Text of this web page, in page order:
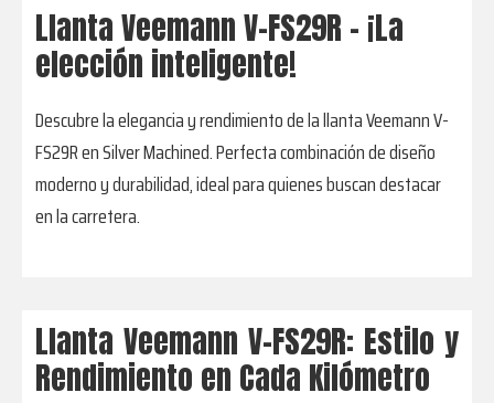
Llanta Veemann V-FS29R - ¡La
elección inteligente!
Descubre la elegancia y rendimiento de la llanta Veemann V-
FS29R en Silver Machined. Perfecta combinación de diseño
moderno y durabilidad, ideal para quienes buscan destacar
en la carretera.
Llanta Veemann V-FS29R: Estilo y
Rendimiento en Cada Kilómetro